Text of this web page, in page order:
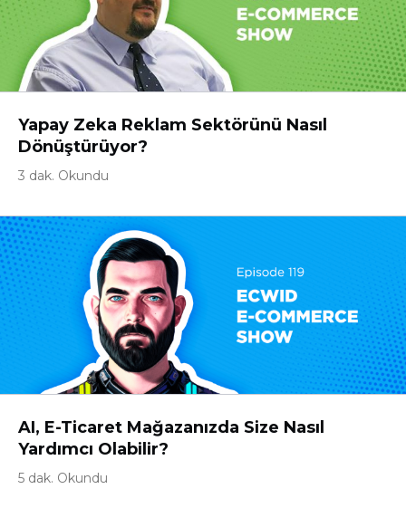
Yapay Zeka Reklam Sektörünü Nasıl
Dönüştürüyor?
3 dak. Okundu
AI, E-Ticaret Mağazanızda Size Nasıl
Yardımcı Olabilir?
5 dak. Okundu